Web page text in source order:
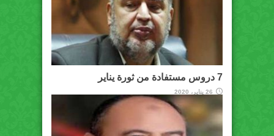
7 دروس مستفادة من ثورة يناير
26 يناير، 2020